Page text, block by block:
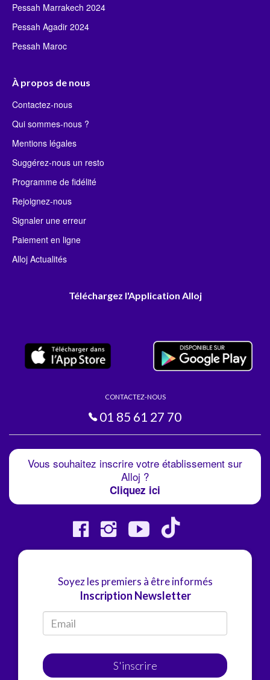
Pessah Marrakech 2024
Pessah Agadir 2024
Pessah Maroc
À propos de nous
Contactez-nous
Qui sommes-nous ?
Mentions légales
Suggérez-nous un resto
Programme de fidélité
Rejoignez-nous
Signaler une erreur
Paiement en ligne
Alloj Actualités
Téléchargez l'Application Alloj
CONTACTEZ-NOUS
01 85 61 27 70
Vous souhaitez inscrire votre établissement sur
Alloj ?
Cliquez ici
Soyez les premiers à être informés
Inscription Newsletter
S'inscrire